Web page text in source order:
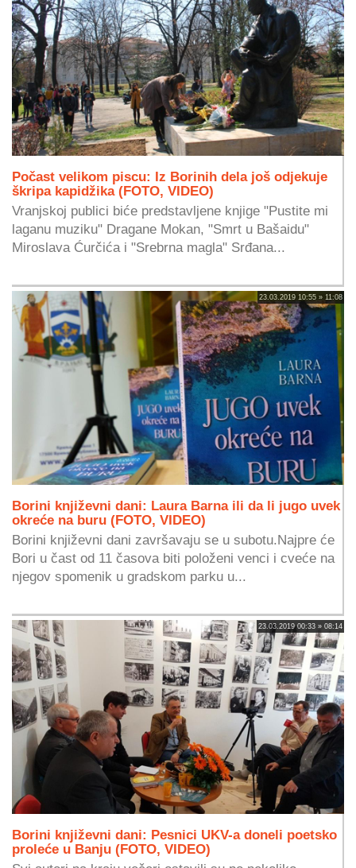
Počast velikom piscu: Iz Borinih dela još odjekuje
škripa kapidžika (FOTO, VIDEO)
Vranjskoj publici biće predstavljene knjige "Pustite mi
laganu muziku" Dragane Mokan, "Smrt u Bašaidu"
Miroslava Ćurčića i "Srebrna magla" Srđana...
23.03.2019 10:55 » 11:08
Borini književni dani: Laura Barna ili da li jugo uvek
okreće na buru (FOTO, VIDEO)
Borini književni dani završavaju se u subotu.Najpre će
Bori u čast od 11 časova biti položeni venci i cveće na
njegov spomenik u gradskom parku u...
23.03.2019 00:33 » 08:14
Borini književni dani: Pesnici UKV-a doneli poetsko
proleće u Banju (FOTO, VIDEO)